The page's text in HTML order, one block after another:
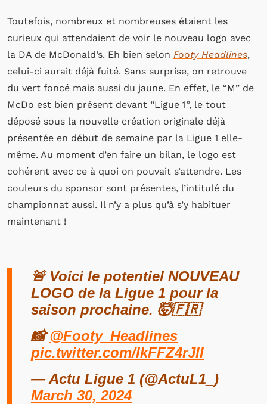
Toutefois, nombreux et nombreuses étaient les
curieux qui attendaient de voir le nouveau logo avec
la DA de McDonald’s. Eh bien selon Footy Headlines,
celui-ci aurait déjà fuité. Sans surprise, on retrouve
du vert foncé mais aussi du jaune. En effet, le “M” de
McDo est bien présent devant “Ligue 1”, le tout
déposé sous la nouvelle création originale déjà
présentée en début de semaine par la Ligue 1 elle-
même. Au moment d’en faire un bilan, le logo est
cohérent avec ce à quoi on pouvait s’attendre. Les
couleurs du sponsor sont présentes, l’intitulé du
championnat aussi. Il n’y a plus qu’à s’y habituer
maintenant !
🚨 Voici le potentiel NOUVEAU
LOGO de la Ligue 1 pour la
saison prochaine. 🤯🇫🇷
📸@Footy_Headlines
pic.twitter.com/IkFFZ4rJll
— Actu Ligue 1 (@ActuL1_)
March 30, 2024